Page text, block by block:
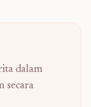
dalam
secara